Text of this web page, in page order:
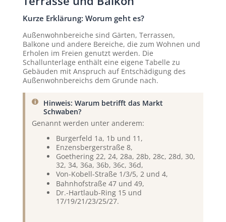
Kurze Erklärung: Worum geht es?
Außenwohnbereiche sind Gärten, Terrassen,
Balkone und andere Bereiche, die zum Wohnen und
Erholen im Freien genutzt werden. Die
Schallunterlage enthält eine eigene Tabelle zu
Gebäuden mit Anspruch auf Entschädigung des
Außenwohnbereichs dem Grunde nach.
Hinweis: Warum betrifft das Markt
Schwaben?
Genannt werden unter anderem:
Burgerfeld 1a, 1b und 11,
Enzensbergerstraße 8,
Goethering 22, 24, 28a, 28b, 28c, 28d, 30,
32, 34, 36a, 36b, 36c, 36d,
Von-Kobell-Straße 1/3/5, 2 und 4,
Bahnhofstraße 47 und 49,
Dr.-Hartlaub-Ring 15 und
17/19/21/23/25/27.